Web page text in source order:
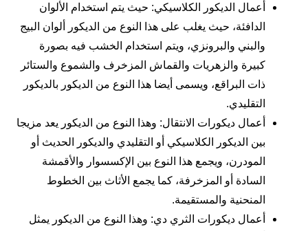
أعمال الديكور الكلاسيكي: حيث يتم استخدام الألوان
الدافئة، حيث يغلب على هذا النوع من الديكور ألوان البيج
والبني والبرونزي، ويتم استخدام الخشب فيه بصورة
كبيرة والزهريات والقماش المزخرف والشموع والستائر
ذات البراقع، ويسمى أيضا هذا النوع من الديكور بالديكور
التقليدي.
أعمال ديكورات الانتقال: وهذا النوع من الديكور يعد مزيجا
بين الديكور الكلاسيكي أو التقليدي والديكور الحديث أو
المودرن، ويجمع هذا النوع بين الإكسسوار والأقمشة
السادة أو المزخرفة، كما يجمع الأثاث بين الخطوط
المنحنية والمستقيمة.
أعمال ديكورات الثري دي: وهذا النوع من الديكور يمثل